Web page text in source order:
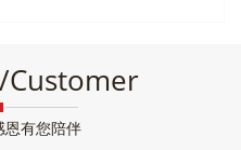
Customer
恩有您陪伴